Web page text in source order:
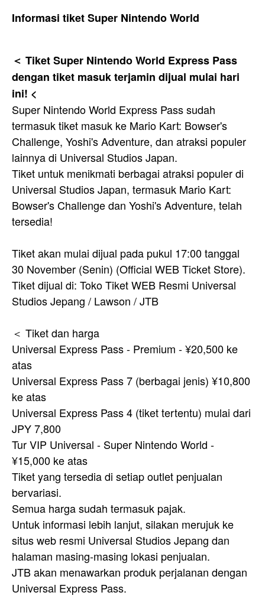
Informasi tiket Super Nintendo World
＜ Tiket Super Nintendo World Express Pass
dengan tiket masuk terjamin dijual mulai hari
ini! <
Super Nintendo World Express Pass sudah
termasuk tiket masuk ke Mario Kart: Bowser's
Challenge, Yoshi's Adventure, dan atraksi populer
lainnya di Universal Studios Japan.
Tiket untuk menikmati berbagai atraksi populer di
Universal Studios Japan, termasuk Mario Kart:
Bowser's Challenge dan Yoshi's Adventure, telah
tersedia!
Tiket akan mulai dijual pada pukul 17:00 tanggal
30 November (Senin) (Official WEB Ticket Store).
Tiket dijual di: Toko Tiket WEB Resmi Universal
Studios Jepang / Lawson / JTB
＜ Tiket dan harga
Universal Express Pass - Premium - ¥20,500 ke
atas
Universal Express Pass 7 (berbagai jenis) ¥10,800
ke atas
Universal Express Pass 4 (tiket tertentu) mulai dari
JPY 7,800
Tur VIP Universal - Super Nintendo World -
¥15,000 ke atas
Tiket yang tersedia di setiap outlet penjualan
bervariasi.
Semua harga sudah termasuk pajak.
Untuk informasi lebih lanjut, silakan merujuk ke
situs web resmi Universal Studios Jepang dan
halaman masing-masing lokasi penjualan.
JTB akan menawarkan produk perjalanan dengan
Universal Express Pass.